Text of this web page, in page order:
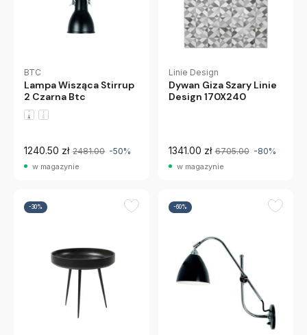
BTC
Lampa Wisząca Stirrup
2 Czarna Btc
1240.50 zł 2481.00 -50%
w magazynie
Linie Design
Dywan Giza Szary Linie
Design 170X240
1341.00 zł 6705.00 -80%
w magazynie
-30% -60%